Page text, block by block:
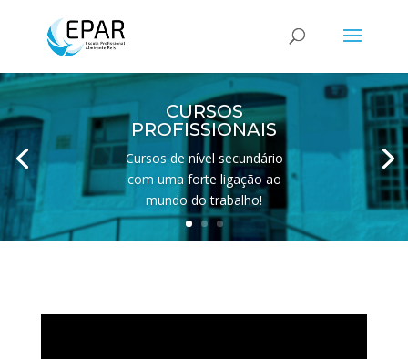
CURSOS
PROFISSIONAIS
Cursos de nível secundário
com uma forte ligação ao
mundo do trabalho!